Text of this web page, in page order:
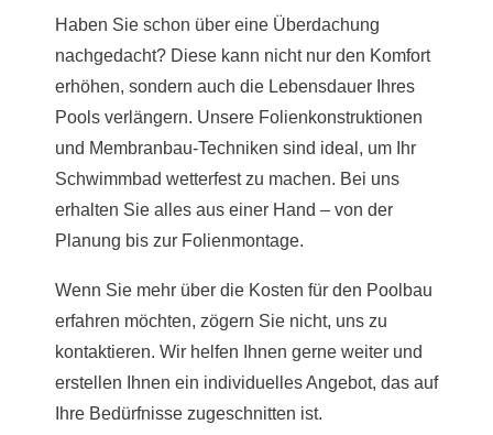
Haben Sie schon über eine Überdachung
nachgedacht? Diese kann nicht nur den Komfort
erhöhen, sondern auch die Lebensdauer Ihres
Pools verlängern. Unsere Folienkonstruktionen
und Membranbau-Techniken sind ideal, um Ihr
Schwimmbad wetterfest zu machen. Bei uns
erhalten Sie alles aus einer Hand – von der
Planung bis zur Folienmontage.
Wenn Sie mehr über die Kosten für den Poolbau
erfahren möchten, zögern Sie nicht, uns zu
kontaktieren. Wir helfen Ihnen gerne weiter und
erstellen Ihnen ein individuelles Angebot, das auf
Ihre Bedürfnisse zugeschnitten ist.